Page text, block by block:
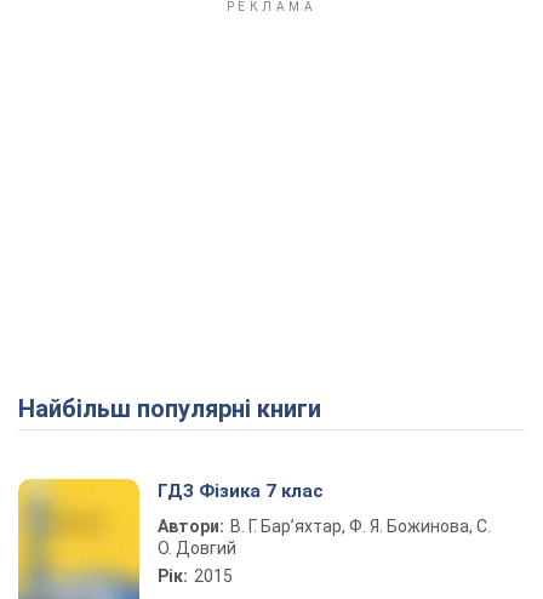
Найбільш популярні книги
ГДЗ Фізика 7 клас
Автори: В. Г. Бар’яхтар, Ф. Я. Божинова, С.
О. Довгий
Рік: 2015